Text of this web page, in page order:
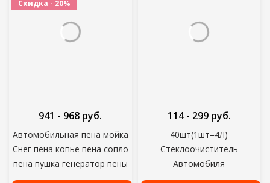
Скидка - 20%
Автомобильная пена мойка
Снег пена копье пена сопло
пена пушка генератор пены
для Daewoo Hammer Karcher
941 - 968 руб.
40шт(1шт=4Л)
Стеклоочиститель
Автомобиля
Стеклоомыватель Авто
114 - 299 руб.